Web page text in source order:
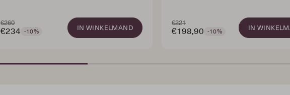
€260
€234 -10% IN WINKELMAND
€221
€198,90 -10% IN